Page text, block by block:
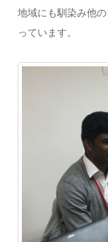
地域にも馴染み他
っています。